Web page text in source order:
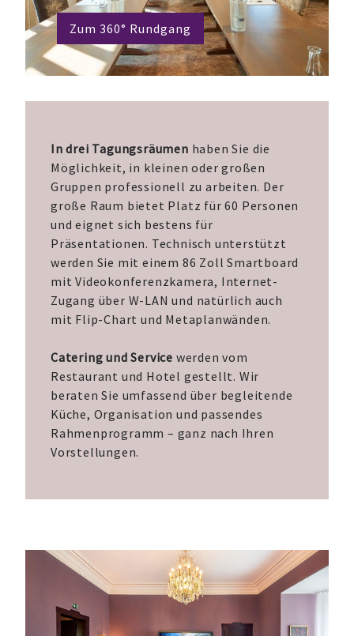
In drei Tagungsräumen haben Sie die
Möglichkeit, in kleinen oder großen
Gruppen professionell zu arbeiten. Der
große Raum bietet Platz für 60 Personen
und eignet sich bestens für
Präsentationen. Technisch unterstützt
werden Sie mit einem 86 Zoll Smartboard
mit Videokonferenzkamera, Internet-
Zugang über W-LAN und natürlich auch
mit Flip-Chart und Metaplanwänden.
Catering und Service werden vom
Restaurant und Hotel gestellt. Wir
beraten Sie umfassend über begleitende
Küche, Organisation und passendes
Rahmenprogramm – ganz nach Ihren
Vorstellungen.
Zum 360° Rundgang